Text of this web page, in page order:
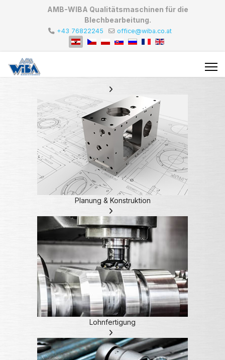
AMB-WIBA Qualitätsmaschinen für die
Blechbearbeitung.
+43 76822245 office@wiba.co.at
Planung & Konstruktion
Lohnfertigung